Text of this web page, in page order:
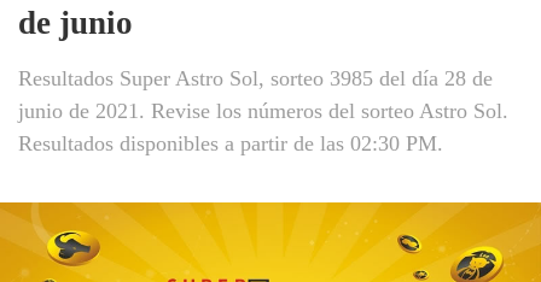
de junio
Resultados Super Astro Sol, sorteo 3985 del día 28 de
junio de 2021. Revise los números del sorteo Astro Sol.
Resultados disponibles a partir de las 02:30 PM.